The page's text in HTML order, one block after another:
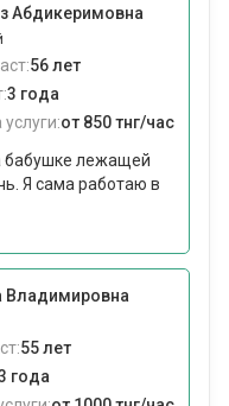
Абдикеримовна
56 лет
3 года
услуги:от 850 тнг/час
бабушке лежащей
Я сама работаю в
Владимировна
55 лет
года